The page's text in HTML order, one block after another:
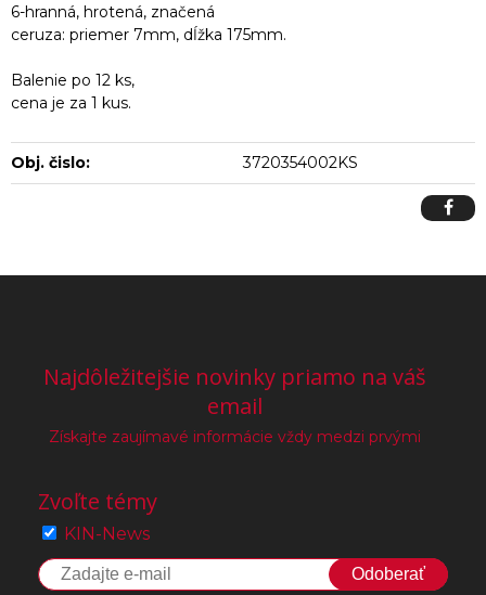
6-hranná, hrotená, značená
ceruza: priemer 7mm, dĺžka 175mm.
Balenie po 12 ks,
cena je za 1 kus.
Obj. čislo: 3720354002KS
Najdôležitejšie novinky priamo na váš
email
Získajte zaujímavé informácie vždy medzi prvými
Zvoľte témy
KIN-News
Odoberať